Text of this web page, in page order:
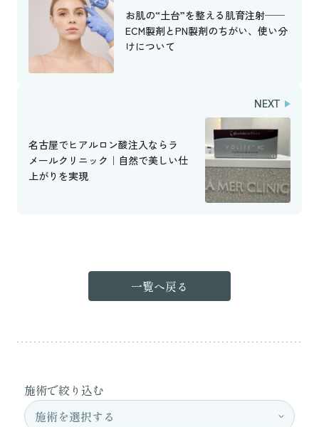
お肌の“土台”を整える肌育注射──
ECM製剤とPN製剤のちがい、使い分
けについて
NEXT
名古屋でヒアルロン酸注入ならラ
メールクリニック｜自然で美しい仕
上がりを実現
一覧へ戻る
施術で絞り込む